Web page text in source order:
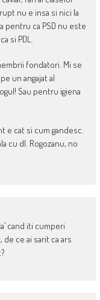
nu e insa si nici la
pentru ca PSD nu este
si PDL.
fondatori. Mi se
un angajat al
Sau pentru igiena
e cat si cum gandesc.
cu dl. Rogozanu, no
cand iti cumperi
de ce ai sarit ca ars